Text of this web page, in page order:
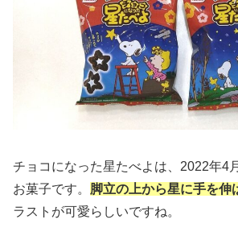
チョコになった星たべよは、2022年4
お菓子です。 脚立の上から星に手を伸
ラストが可愛らしいですね。